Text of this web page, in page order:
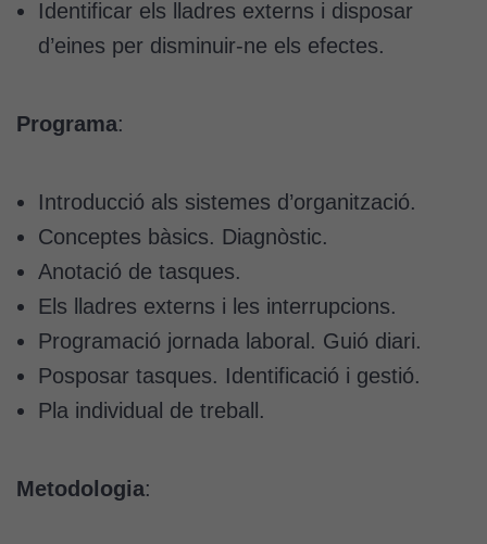
Identificar els lladres externs i disposar
d’eines per disminuir-ne els efectes.
Programa:
Introducció als sistemes d’organització.
Conceptes bàsics. Diagnòstic.
Anotació de tasques.
Els lladres externs i les interrupcions.
Programació jornada laboral. Guió diari.
Posposar tasques. Identificació i gestió.
Pla individual de treball.
Metodologia: